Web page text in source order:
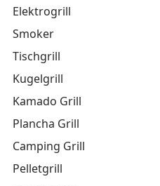
Elektrogrill
Smoker
Tischgrill
Kugelgrill
Kamado Grill
Plancha Grill
Camping Grill
Pelletgrill